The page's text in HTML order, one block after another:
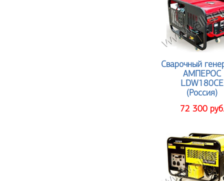
Сварочный
АМПЕРОС
LDW180CE
(Россия)
72 300 руб.